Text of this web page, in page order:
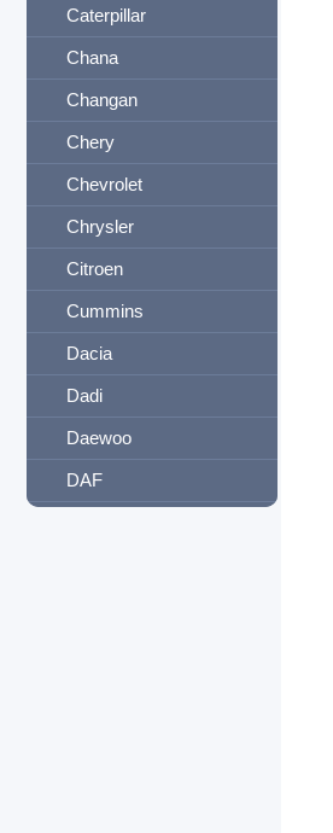
Caterpillar
Chana
Changan
Chery
Chevrolet
Chrysler
Citroen
Cummins
Dacia
Dadi
Daewoo
DAF